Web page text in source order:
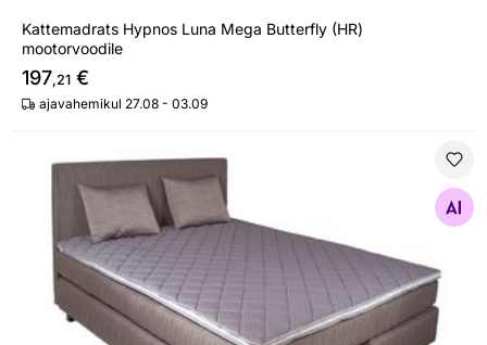
Kattemadrats Hypnos Luna Mega Butterfly (HR)
mootorvoodile
197,21 €
ajavahemikul 27.08 - 03.09
Kontinentaalvoodi Hypnos Apollo 160x200 cm